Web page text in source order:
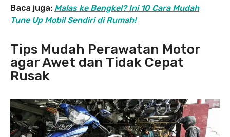
Baca juga: Malas ke Bengkel? Ini 10 Cara Mudah
Tune Up Mobil Sendiri di Rumah!
Tips Mudah Perawatan Motor
agar Awet dan Tidak Cepat
Rusak